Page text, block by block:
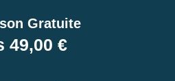
Gratuite
49,00 €